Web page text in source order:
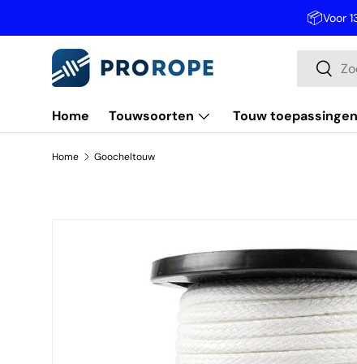
📦Voor
Zoeken
Zoeken
Home Touwsoorten Touw toepassingen
Home Goocheltouw
Ga direct naar productinformatie